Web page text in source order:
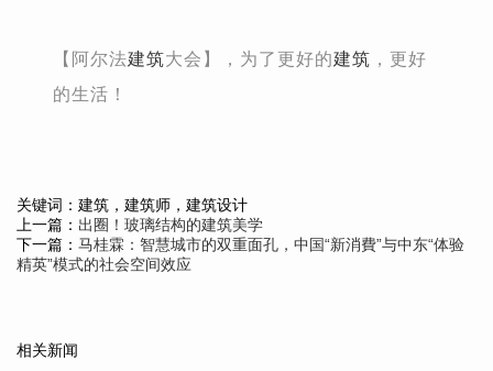
【阿尔法建筑大会】，为了更好的建筑 ，更好
的生活！
关键词：建筑，建筑师，建筑设计
上一篇： 出圈！玻璃结构的建筑美学
下一篇： 马桂霖：智慧城市的双重面孔，中国“新消費”与中东“体验
精英”模式的社会空间效应
相关新闻